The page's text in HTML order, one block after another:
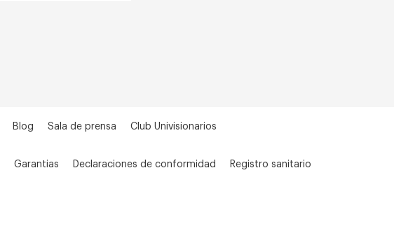
Blog Sala de prensa Club Univisionarios
Garantias Declaraciones de conformidad Registro sanitario